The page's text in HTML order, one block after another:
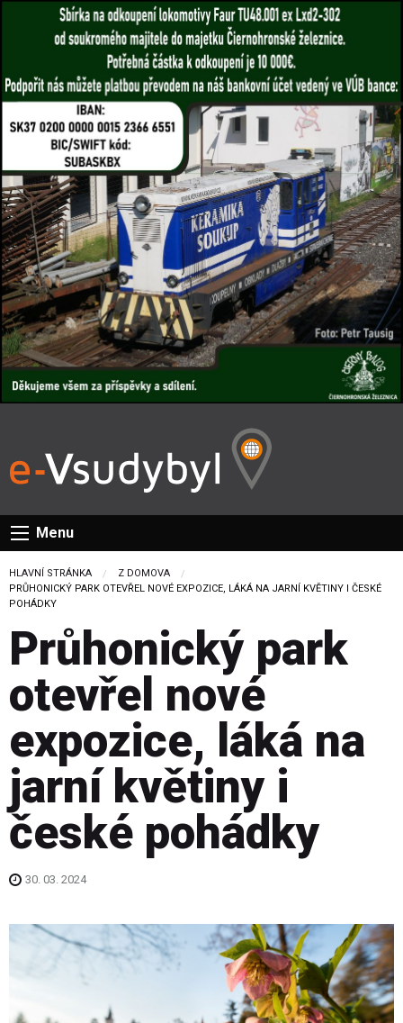
Menu
HLAVNÍ STRÁNKA
Z DOMOVA
CURRENT:
PRŮHONICKÝ PARK OTEVŘEL NOVÉ EXPOZICE, LÁKÁ NA JARNÍ KVĚTINY I ČESKÉ
POHÁDKY
Průhonický park
otevřel nové
expozice, láká na
jarní květiny i
české pohádky
30. 03. 2024